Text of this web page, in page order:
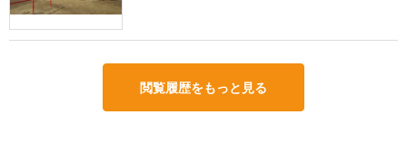
閲覧履歴をもっと見る